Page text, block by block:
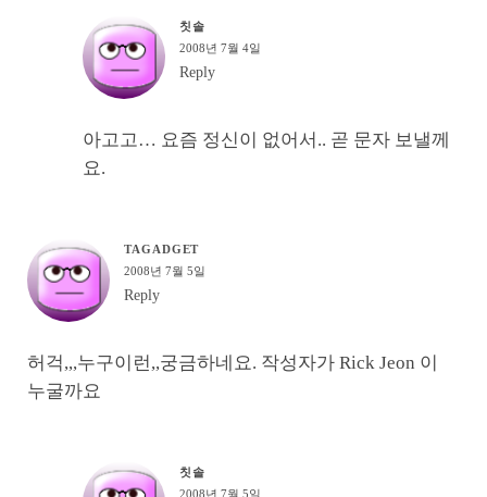
칫솔
2008년 7월 4일
Reply
아고고… 요즘 정신이 없어서.. 곧 문자 보낼께
요.
TAGADGET
2008년 7월 5일
Reply
허걱,,,누구이런,,궁금하네요. 작성자가 Rick Jeon 이
누굴까요
칫솔
2008년 7월 5일